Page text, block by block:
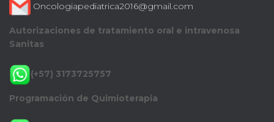
Oncologiapediatrica2016@gmail.com
Autorizaciones de tratamiento oral e intravenosa
Sanitas
(+57) 3173725757
Programación de Quimioterapia